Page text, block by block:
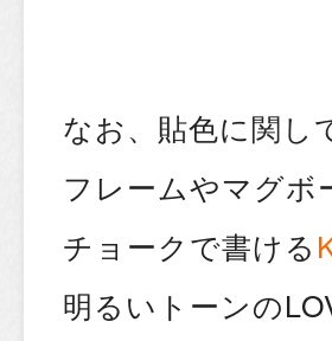
なお、貼色に関し
フレームやマグボ
チョークで書ける
明るいトーンの